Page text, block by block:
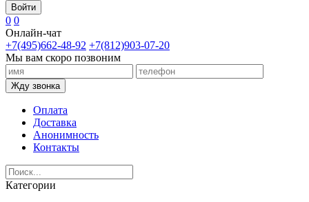
Войти
0 0
Онлайн-чат
+7(495)662-48-92 +7(812)903-07-20
Мы вам скоро позвоним
Жду звонка
Оплата
Доставка
Анонимность
Контакты
Категории